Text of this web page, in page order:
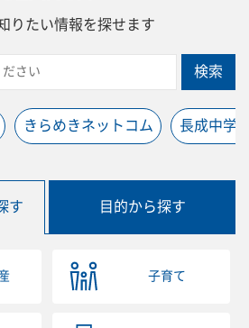
りたい情報を探せます
検索
きらめきネットコム 長成中学
す 目的から探す
子育て